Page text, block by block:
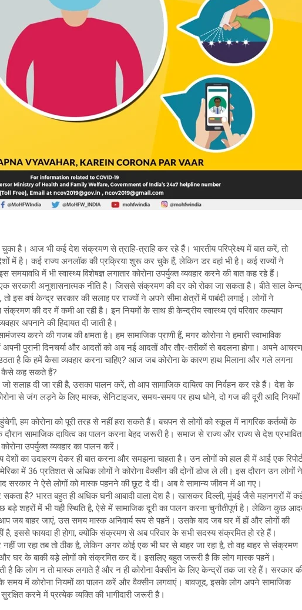
है। आज भी कई देश संक्रमण से त्राहि-त्राहि कर रहे हैं। भारतीय परिप्रेक्ष्य में बात करें, तो
में है। कई राज्य अनलॉक की प्रक्रिया शुरू कर चुके हैं, लेकिन डर वहां भी है। कई राज्यों ने
में भी स्वास्थ्य विशेषज्ञ लगातार कोरोना उपर्युक्त व्यवहार करने की बात कह रहे हैं।
सरकारी अनुशासनात्मक नीति है। जिससे संक्रमण की दर को रोका जा सकता है। बीते साल
इस वर्ष केन्द्र सरकार की सलाह पर राज्यों ने अपने सीमा क्षेत्रों में पाबंदी लगाई। लोगों ने
की दर में कमी आ रही है। इन नियमों के साथ ही केन्द्रीय स्वास्थ्य एवं परिवार कल्याण
अपनाने की हिदायत दी जाती है।
करने की गजब की क्षमता है। हम सामाजिक प्राणी हैं, मगर कोरोना ने हमारी स्वाभाविक
अपनी पुरानी दिनचर्या और आदतों को अब नई आदतों और तौर-तरीकों से बदलना होगा। अपने आचरण
है कि हमें कैसा व्यवहार करना चाहिए? आज जब कोरोना के कारण हाथ मिलाना और गले लगना
कैसे कह सकते हैं?
सलाह दी जा रही है, उसका पालन करें, तो आप सामाजिक दायित्व का निर्वहन कर रहे हैं। देश के
से जंग लड़ने के लिए मास्क, सेनिटाइजर, समय-समय पर हाथ धोने, दो गज की दूरी आदि नियमों
हम कोरोना को पूरी तरह से नहीं हरा सकते हैं। बचपन से लोगों को स्कूल में नागरिक कर्तव्यों के
के दौरान सामाजिक दायित्व का पालन करना बेहद जरूरी है। समाज से राज्य और राज्य से देश प्रभावित
उपर्युक्त व्यवहार का पालन करें।
देशों का उदाहरण देकर ही बात करना और समझना चाहता है। उन लोगों को हाल ही में आई एक
में 36 प्रतिशत से अधिक लोगों ने कोरोना वैक्सीन की दोनों डोज ले ली। इस दौरान उन लोगों ने
सरकार ने ऐसे लोगों को मास्क पहनने की छूट दे दी। अब वे सामान्य जीवन में आ गए।
सकता है? भारत बहुत ही अधिक घनी आबादी वाला देश है। खासकर दिल्ली, मुंबई जैसे महानगरों में
शहरों में भी यही स्थिति है, ऐसे में सामाजिक दूरी का पालन करना चुनौतीपूर्ण है। लेकिन कुछ
जब बाहर जाएं, उस समय मास्क अनिवार्य रूप से पहनें। उसके बाद जब घर में हों और लोगों की
इससे फायदा ही होगा, क्योंकि संक्रमण से अब परिवार के सभी सदस्य संक्रमित हो रहे हैं।
जा रहा तब तो ठीक है, लेकिन अगर कोई एक भी घर से बाहर जा रहा है, तो वह बाहर से संक्रमण
घर के बाकी बड़े लोगों को संक्रमित कर दें। इसलिए बहुत जरूरी है कि लोग मास्क पहनें।
कि लोग न तो मास्क लगाते हैं और न ही कोरोना वैक्सीन के लिए केन्द्रों तक जा रहे हैं। सरकार
समय में कोरोना नियमों का पालन करें और वैक्सीन लगवाएं। बावजूद, इसके लोग अपने सामाजिक
करने में प्रत्येक व्यक्ति की भागीदारी जरूरी है।